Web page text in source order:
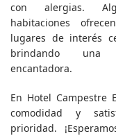
con alergias.
habitaciones
lugares de interés
brindando una
encantadora.
En Hotel Campestre
comodidad y
prioridad.